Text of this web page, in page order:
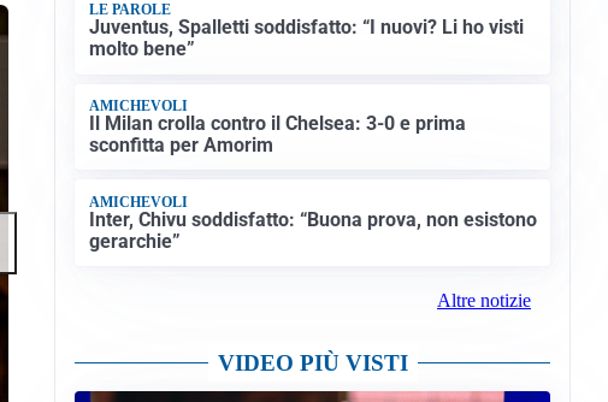
LE PAROLE
Juventus, Spalletti soddisfatto: “I nuovi? Li ho visti
molto bene”
AMICHEVOLI
Il Milan crolla contro il Chelsea: 3-0 e prima
sconfitta per Amorim
AMICHEVOLI
Inter, Chivu soddisfatto: “Buona prova, non esistono
gerarchie”
Altre notizie
VIDEO PIÙ VISTI